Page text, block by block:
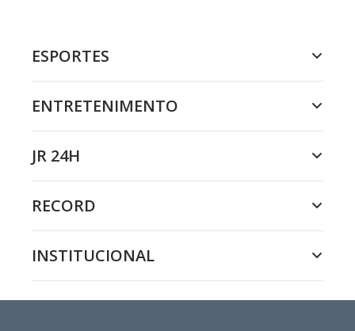
ESPORTES
ENTRETENIMENTO
JR 24H
RECORD
INSTITUCIONAL